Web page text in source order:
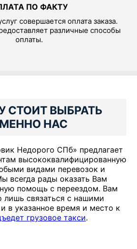
ПО ФАКТУ
совершается оплата заказа.
различные способы
оплаты.
СТОИТ ВЫБРАТЬ
НАС
Недорого СПб» предлагает
высококвалифицированную
видами перевозок и
всегда рады оказать Вам
помощь с переездом. Вам
лишь связаться с нашими
в указанное время и место к
грузовое такси.